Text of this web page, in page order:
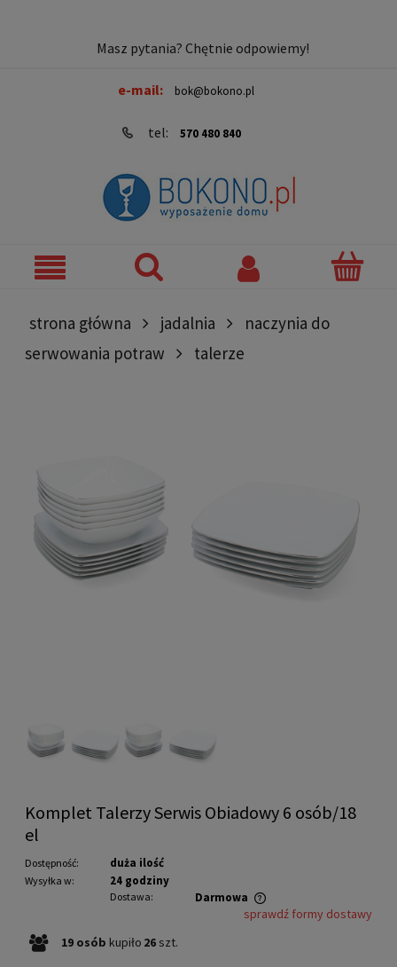
Masz pytania? Chętnie odpowiemy!
e-mail: bok@bokono.pl
tel: 570 480 840
strona główna jadalnia
naczynia do
serwowania potraw
talerze
Komplet Talerzy Serwis Obiadowy 6 osób/18
el
Dostępność: duża ilość
Wysyłka w: 24 godziny
Dostawa:
Darmowa
Cena nie zawiera ewentualnych kosztów płatności
sprawdź formy dostawy
19 osób kupiło 26 szt.